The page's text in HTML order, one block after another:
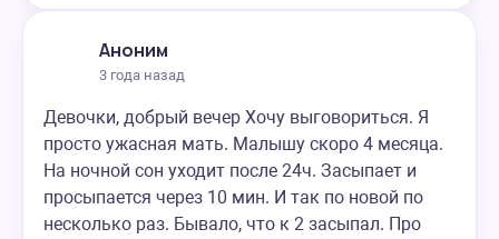
Аноним
3 года назад
Девочки, добрый вечер Хочу выговориться. Я
просто ужасная мать. Малышу скоро 4 месяца.
На ночной сон уходит после 24ч. Засыпает и
просыпается через 10 мин. И так по новой по
несколько раз. Бывало, что к 2 засыпал. Про